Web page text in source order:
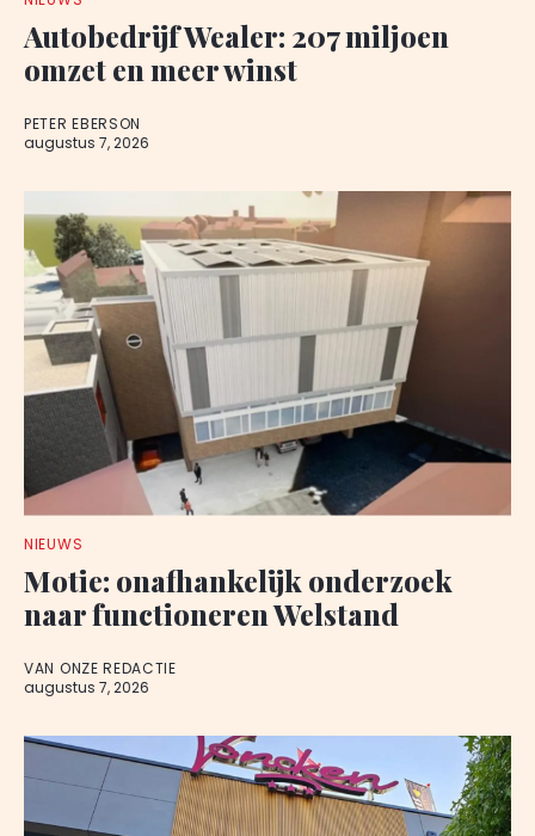
Autobedrijf Wealer: 207 miljoen
omzet en meer winst
PETER EBERSON
augustus 7, 2026
NIEUWS
Motie: onafhankelijk onderzoek
naar functioneren Welstand
VAN ONZE REDACTIE
augustus 7, 2026